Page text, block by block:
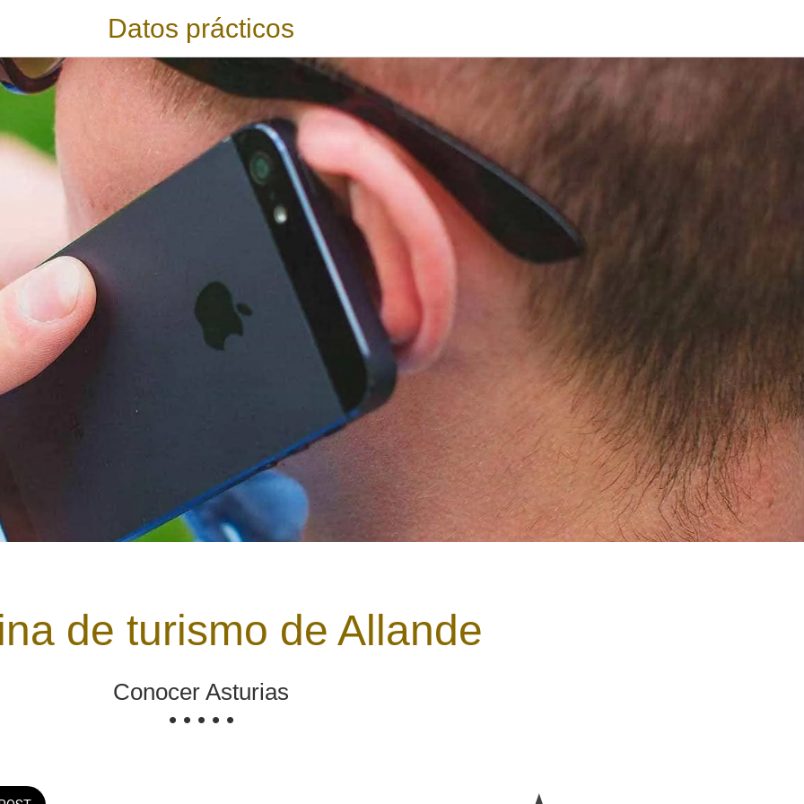
Datos prácticos
de turismo de Allande
Conocer Asturias
• • • • •